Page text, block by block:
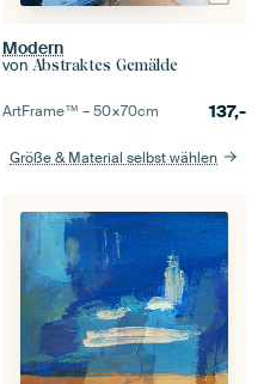
Modern
von Abstraktes Gemälde
ArtFrame™ –50×70cm 137,-
Größe & Material selbst wählen